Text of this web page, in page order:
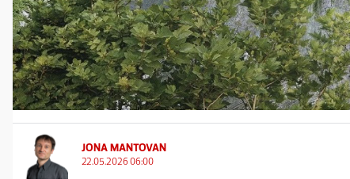
JONA MANTOVAN
22.05.2026 06:00